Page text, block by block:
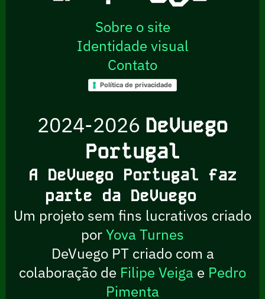
Sobre o site
Identidade visual
Contato
Política de privacidade
2024-2026 DeVuego
Portugal
A DeVuego Portugal faz
parte da DeVuego
Um projeto sem fins lucrativos criado
porYova Turnes
DeVuego PT criado com a
colaboração de Filipe Veiga e Pedro
Pimenta